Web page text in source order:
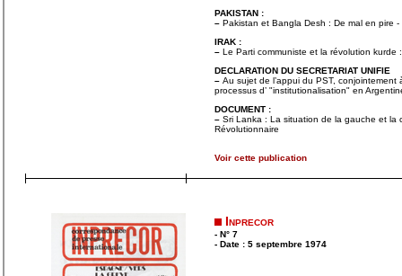
PAKISTAN :
– Pakistan et Bangla Desh : De mal en pire -
IRAK :
– Le Parti communiste et la révolution kurde
DECLARATION DU SECRETARIAT UNIFIE
– Au sujet de l’appui du PST,
processus d’ "institutionalisation" en
DOCUMENT :
– Sri Lanka : La situation de la gauche et la
Révolutionnaire
Voir cette publication
Inprecor
- N° 7
- Date : 5 septembre 1974